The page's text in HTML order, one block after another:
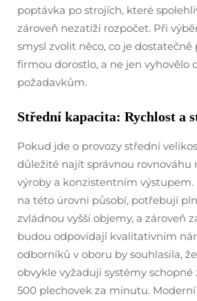
poptávka po strojích, které
zároveň nezatíží rozpočet. Při
smysl zvolit něco, co je dostatečně
firmou dorostlo, a ne jen vyhovělo
požadavkům.
Střední kapacita: Rychlost a
Pokud jde o provozy střední
důležité najít správnou rovnováhu
výroby a konzistentním výstupem.
na této úrovni působí, potřebují
zvládnou vyšší objemy, a zároveň
budou odpovídají kvalitativním
odborníků v oboru by souhlasila,
obvykle vyžadují systémy schopné
500 plechovek za minutu.